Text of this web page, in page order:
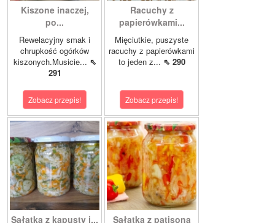
Kiszone inaczej,
po...
Rewelacyjny smak i
chrupkość ogórków
kiszonych.Musicie... ⇖
291
Zobacz przepis!
Racuchy z
papierówkami...
Mięciutkie, puszyste
racuchy z papierówkami
to jeden z... ⇖ 290
Zobacz przepis!
Sałatka z kapusty i...
Sałatka z patisona